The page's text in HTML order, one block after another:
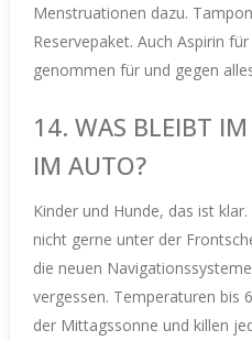
Menstruationen dazu.
Reservepaket. Auch Aspirin
genommen für und gegen
14. WAS BLEIBT
IM AUTO?
Kinder und Hunde, das ist klar.
nicht gerne unter der
die neuen
vergessen. Temperaturen bis
der Mittagssonne und killen